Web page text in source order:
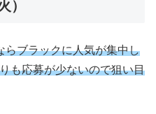
）
らブラックに人気が集中し
も応募が少ないので狙い目